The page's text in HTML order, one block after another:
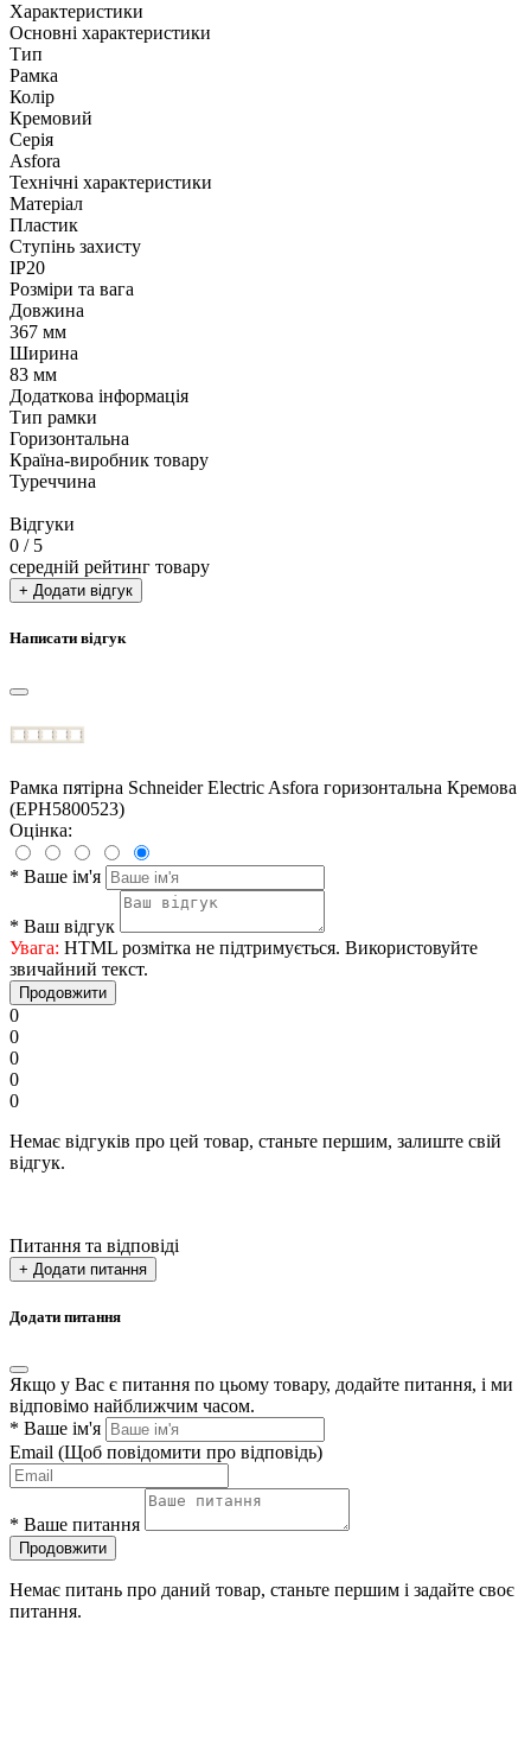
Характеристики
Основні характеристики
Тип
Рамка
Колір
Кремовий
Серія
Asfora
Технічні характеристики
Матеріал
Пластик
Ступінь захисту
IP20
Розміри та вага
Довжина
367 мм
Ширина
83 мм
Додаткова інформація
Тип рамки
Горизонтальна
Країна-виробник товару
Туреччина
Відгуки
0 / 5
середній рейтинг товару
+ Додати відгук
Написати відгук
Рамка пятірна Schneider Electric Asfora горизонтальна Кремова
(EPH5800523)
Оцінка:
* Ваше ім'я
* Ваш відгук
Увага: HTML розмітка не підтримується. Використовуйте
звичайний текст.
Продовжити
0
0
0
0
0
Немає відгуків про цей товар, станьте першим, залиште свій
відгук.
Питання та відповіді
+ Додати питання
Додати питання
Якщо у Вас є питання по цьому товару, додайте питання, і ми
відповімо найближчим часом.
* Ваше ім'я
Email (Щоб повідомити про відповідь)
* Ваше питання
Продовжити
Немає питань про даний товар, станьте першим і задайте своє
питання.